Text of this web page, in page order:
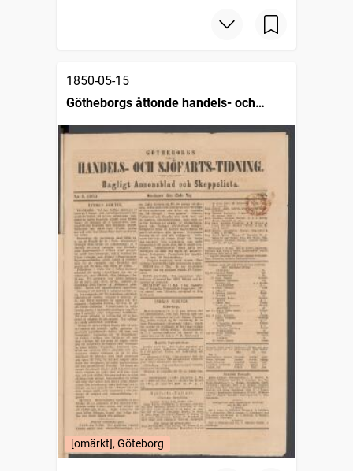
1850-05-15
Götheborgs åttonde handels- och
sjöfartstidning, dagligt annonsblad och
[omärkt], Göteborg